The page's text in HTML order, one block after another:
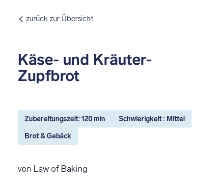
zurück zur Übersicht
Käse- und Kräuter-
Zupfbrot
Zubereitungszeit: 120 min Schwierigkeit : Mittel
Brot & Gebäck
von Law of Baking